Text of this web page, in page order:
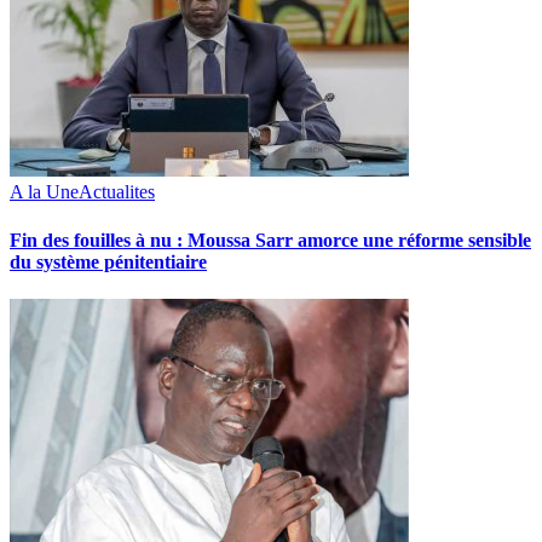
A la UneActualites
Fin des fouilles à nu : Moussa Sarr amorce une réforme sensible
du système pénitentiaire